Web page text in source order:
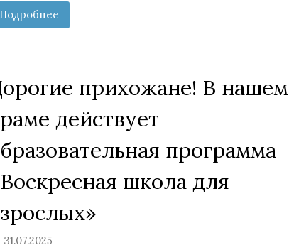
Подробнее
прихожане! В нашем
действует
программа
школа для
31.07.2025